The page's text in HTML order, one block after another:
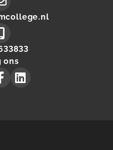
Mail
Make
call
ons
Astrum
Collegeon